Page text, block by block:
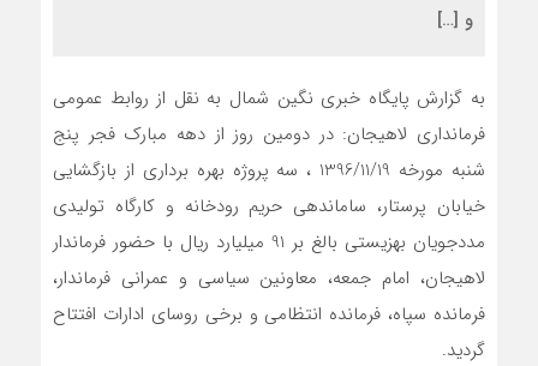
و […]
به گزارش پایگاه خبری نگین شمال به نقل از روابط عمومی
فرمانداری لاهیجان: در دومین روز از دهه مبارک فجر پنج
شنبه مورخه 1396/11/19 ، سه پروژه بهره برداری از بازگشایی
خیابان پرستار، ساماندهی حریم رودخانه و کارگاه تولیدی
مددجویان بهزیستی بالغ بر 91 میلیارد ریال با حضور فرماندار
لاهیجان، امام جمعه، معاونین سیاسی و عمرانی فرماندار،
فرمانده سپاه، فرمانده انتظامی و برخی روسای ادارات افتتاح
گردید.